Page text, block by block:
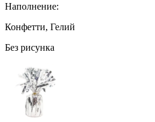
Наполнение:
Конфетти, Гелий
Без рисунка